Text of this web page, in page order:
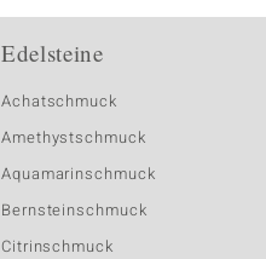
Edelsteine
Achatschmuck
Amethystschmuck
Aquamarinschmuck
Bernsteinschmuck
Citrinschmuck